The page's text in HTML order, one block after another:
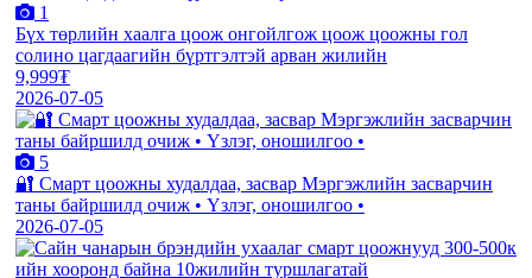
1
Бүх төрлийн хаалга цоож онгойлгож цоож цоожны гол
солино цагдаагийн бүртгэлтэй арван жилийн
9,999₮
2026-07-05
5
🔐 Смарт цоожны худалдаа, засвар Мэргэжлийн засварчин
таны байршилд очиж • Үзлэг, оношилгоо •
2026-07-05